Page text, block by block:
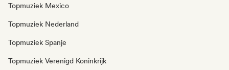
Topmuziek Mexico
Topmuziek Nederland
Topmuziek Spanje
Topmuziek Verenigd Koninkrijk